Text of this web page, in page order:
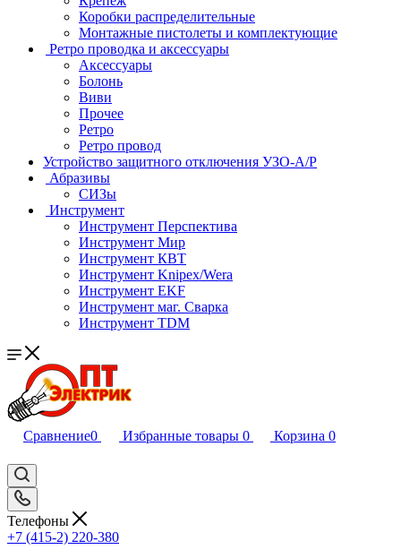
Коробки распределительные
Монтажные пистолеты и комплектующие
Ретро проводка и аксессуары
Аксессуары
Болонь
Виви
Прочее
Ретро
Ретро провод
Устройство защитного отключения УЗО-А/Р
Абразивы
СИЗы
Инструмент
Инструмент Перспектива
Инструмент Мир
Инструмент КВТ
Инструмент Knipex/Wera
Инструмент EKF
Инструмент маг. Сварка
Инструмент TDM
Сравнение0 Избранные товары 0 Корзина 0
Телефоны
+7 (415-2) 220-380